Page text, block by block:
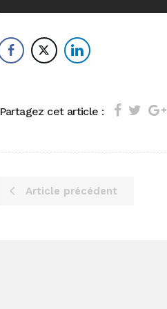
Partagez cet article :
Article précédent